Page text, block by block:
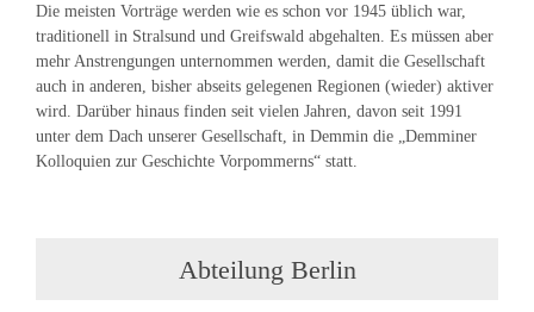
Die meisten Vorträge werden wie es schon vor 1945 üblich war,
traditionell in Stralsund und Greifswald abgehalten. Es müssen aber
mehr Anstrengungen unternommen werden, damit die Gesellschaft
auch in anderen, bisher abseits gelegenen Regionen (wieder) aktiver
wird. Darüber hinaus finden seit vielen Jahren, davon seit 1991
unter dem Dach unserer Gesellschaft, in Demmin die „Demminer
Kolloquien zur Geschichte Vorpommerns“ statt.
Abteilung Berlin